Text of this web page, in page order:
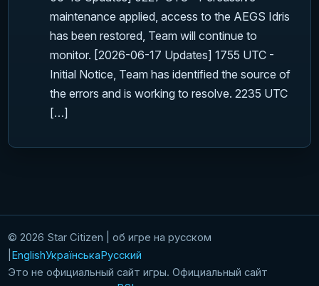
maintenance applied, access to the AEGS Idris
has been restored, Team will continue to
monitor. [2026-06-17 Updates] 1755 UTC -
Initial Notice, Team has identified the source of
the errors and is working to resolve. 2235 UTC
[…]
© 2026 Star Citizen | об игре на русском
EnglishУкраїнськаРусский
Это не официальный сайт игры. Официальный сайт